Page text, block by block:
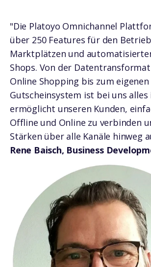
"Die Platoyo Omnichannel
über 250 Features für den
Marktplätzen und
Shops. Von der
Online Shopping bis zum eigenen
Gutscheinsystem ist bei uns alles
ermöglicht unseren Kunden,
Offline und Online zu verbinden
Stärken über alle Kanäle hinweg
Rene Baisch, Business